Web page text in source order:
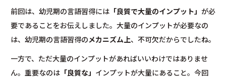
前回は、幼児期の言語習得には 「良質で大量のインプット」 が必
要であることをお伝えしました。大量のインプットが必要なの
は、幼児期の言語習得のメカニズム上、不可欠だからでしたね。
一方で、ただ大量のインプットがあればいいわけではありませ
ん。重要なのは 「良質な」 インプットが大量にあること。今回